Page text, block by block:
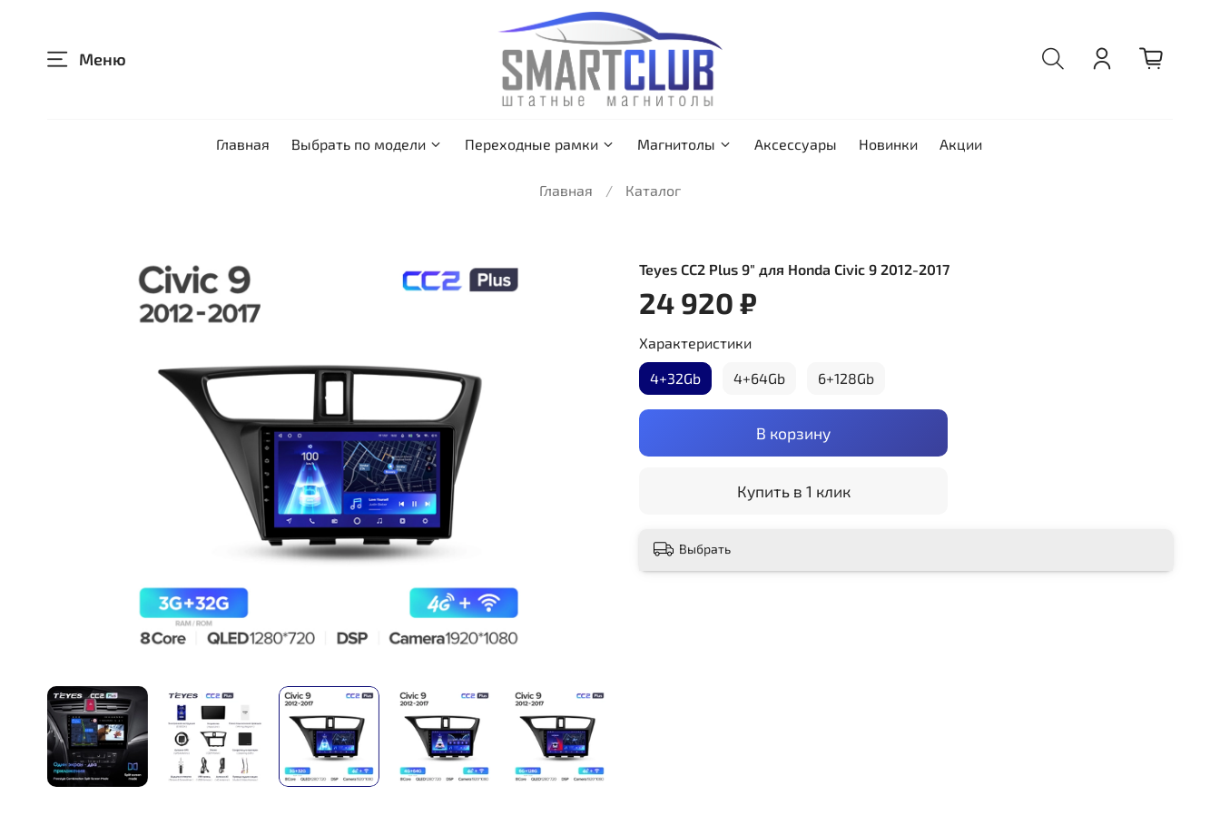
Меню
Главная Выбрать по модели Переходные рамки Магнитолы Аксессуары Новинки Акции
Главная Каталог
Teyes CC2 Plus 9" для Honda Civic 9 2012-2017
24 920 ₽
В корзину
Купить в 1 клик
Характеристики
4+32Gb 4+64Gb 6+128Gb
Выбрать